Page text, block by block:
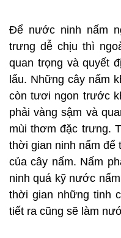
Để nước ninh nấm
trưng dễ chịu thì
quan trọng và quyết
lẩu. Những cây nấm
còn tươi ngon trước
phải vàng sậm và
mùi thơm đặc trưng.
thời gian ninh nấm để
của cây nấm. Nấm
ninh quá kỹ nước
thời gian những tinh
tiết ra cũng sẽ làm